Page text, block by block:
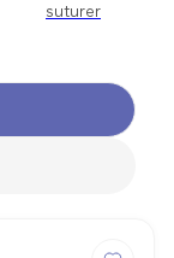
suturer